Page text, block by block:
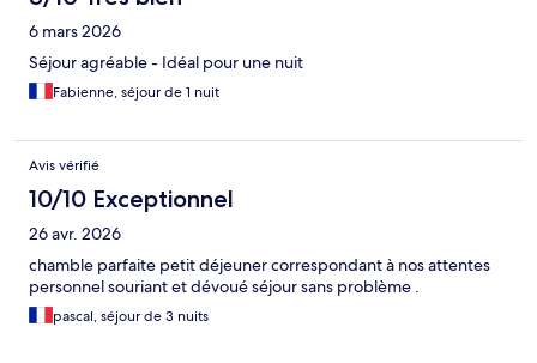
6 mars 2026
Séjour agréable - Idéal pour une nuit
Fabienne, séjour de 1 nuit
Avis vérifié
10/10 Exceptionnel
26 avr. 2026
chamble parfaite petit déjeuner correspondant à nos attentes
personnel souriant et dévoué séjour sans problème .
pascal, séjour de 3 nuits